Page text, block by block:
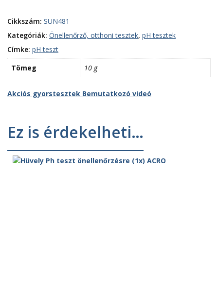
Cikkszám: SUN481
Kategóriák: Önellenőrző, otthoni tesztek, pH tesztek
Címke: pH teszt
Tömeg
10 g
Akciós gyorstesztek Bemutatkozó videó
Ez is érdekelheti…